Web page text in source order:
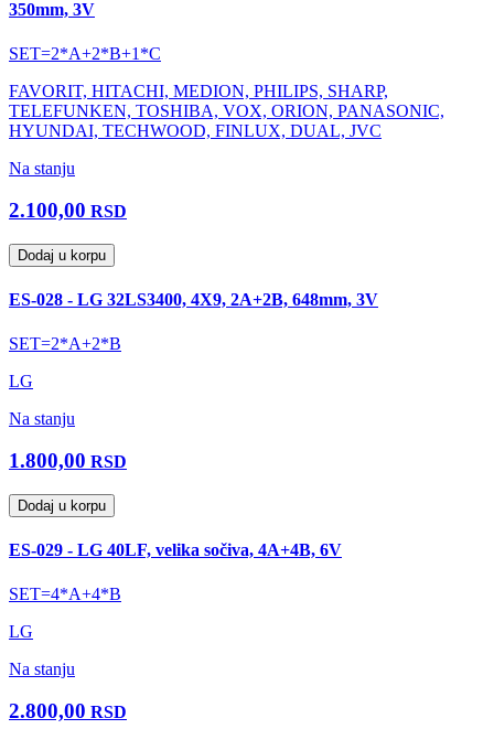
350mm, 3V
SET=2*A+2*B+1*C
FAVORIT, HITACHI, MEDION, PHILIPS, SHARP,
TELEFUNKEN, TOSHIBA, VOX, ORION, PANASONIC,
HYUNDAI, TECHWOOD, FINLUX, DUAL, JVC
Na stanju
2.100,00 RSD
Dodaj u korpu
ES-028 - LG 32LS3400, 4X9, 2A+2B, 648mm, 3V
SET=2*A+2*B
LG
Na stanju
1.800,00 RSD
Dodaj u korpu
ES-029 - LG 40LF, velika sočiva, 4A+4B, 6V
SET=4*A+4*B
LG
Na stanju
2.800,00 RSD